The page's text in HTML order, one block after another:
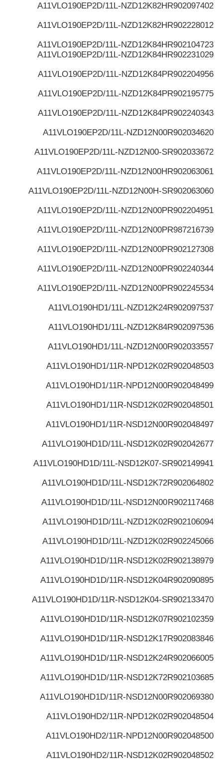
R902097402
A11VLO190EP2D/11L-NZD12K82H
R902228012
A11VLO190EP2D/11L-NZD12K82H
R902104723
A11VLO190EP2D/11L-NZD12K84H
R902231029
A11VLO190EP2D/11L-NZD12K84H
R902204956
A11VLO190EP2D/11L-NZD12K84P
R902195775
A11VLO190EP2D/11L-NZD12K84P
R902240343
A11VLO190EP2D/11L-NZD12K84P
R902034620
A11VLO190EP2D/11L-NZD12N00
R902033672
A11VLO190EP2D/11L-NZD12N00-S
R902063061
A11VLO190EP2D/11L-NZD12N00H
R902063060
A11VLO190EP2D/11L-NZD12N00H-S
R902204951
A11VLO190EP2D/11L-NZD12N00P
R987216739
A11VLO190EP2D/11L-NZD12N00P
R902127308
A11VLO190EP2D/11L-NZD12N00P
R902240344
A11VLO190EP2D/11L-NZD12N00P
R902245534
A11VLO190EP2D/11L-NZD12N00P
R902097537
A11VLO190HD1/11L-NZD12K24
R902097536
A11VLO190HD1/11L-NZD12K84
R902033557
A11VLO190HD1/11L-NZD12N00
R902048503
A11VLO190HD1/11R-NPD12K02
R902048499
A11VLO190HD1/11R-NPD12N00
R902048501
A11VLO190HD1/11R-NSD12K02
R902048497
A11VLO190HD1/11R-NSD12N00
R902042677
A11VLO190HD1D/11L-NSD12K02
R902149941
A11VLO190HD1D/11L-NSD12K07-S
R902064802
A11VLO190HD1D/11L-NSD12K72
R902117468
A11VLO190HD1D/11L-NSD12N00
R902106094
A11VLO190HD1D/11L-NZD12K02
R902245066
A11VLO190HD1D/11L-NZD12K02
R902138979
A11VLO190HD1D/11R-NSD12K02
R902090895
A11VLO190HD1D/11R-NSD12K04
R902133470
A11VLO190HD1D/11R-NSD12K04-S
R902102359
A11VLO190HD1D/11R-NSD12K07
R902083846
A11VLO190HD1D/11R-NSD12K17
R902066005
A11VLO190HD1D/11R-NSD12K24
R902103685
A11VLO190HD1D/11R-NSD12K72
R902069380
A11VLO190HD1D/11R-NSD12N00
R902048504
A11VLO190HD2/11R-NPD12K02
R902048500
A11VLO190HD2/11R-NPD12N00
R902048502
A11VLO190HD2/11R-NSD12K02